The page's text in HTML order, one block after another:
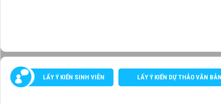
LẤY Ý KIẾN SINH VIÊN LẤY Ý KIẾN DỰ THẢO VĂN